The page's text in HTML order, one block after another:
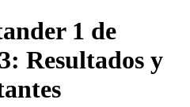
1 de
Resultados y